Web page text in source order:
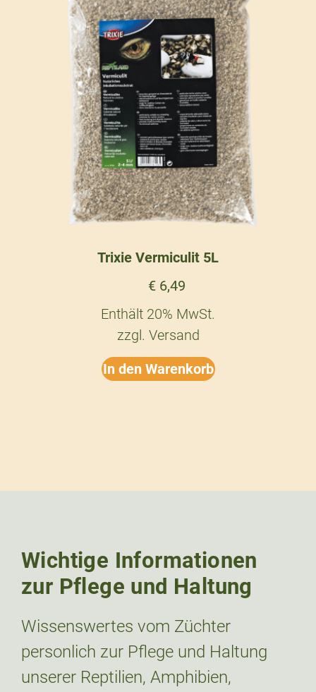
Trixie Vermiculit 5L
€ 6,49
Enthält 20% MwSt.
zzgl. Versand
In den Warenkorb
Wichtige Informationen
zur Pflege und Haltung
Wissenswertes vom Züchter
personlich zur Pflege und Haltung
unserer Reptilien, Amphibien,